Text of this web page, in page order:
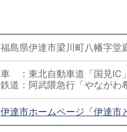
福島県伊達市梁川町八幡字堂
車 ：東北自動車道「国見IC
鉄道：阿武隈急行「やながわ
伊達市ホームページ「伊達市